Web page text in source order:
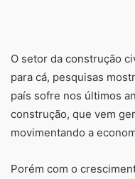
O setor da construção
para cá, pesquisas
país sofre nos últimos
construção, que vem
movimentando a
Porém com o